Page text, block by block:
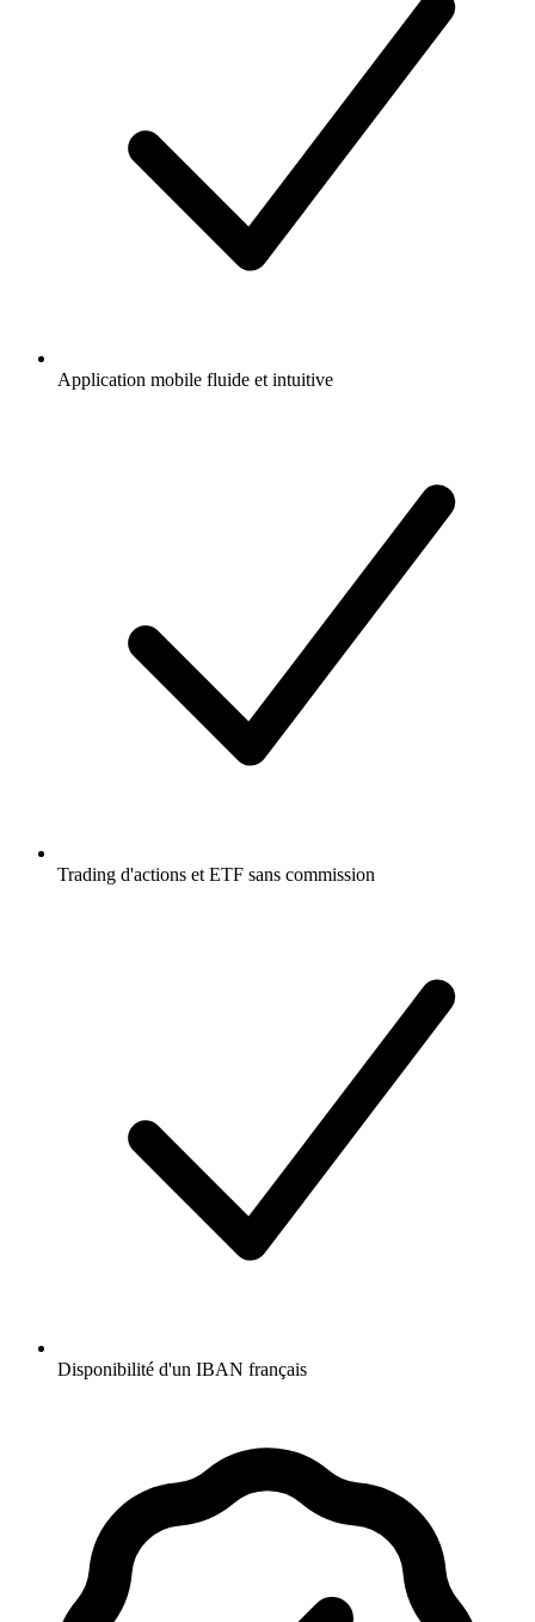
Application mobile fluide et intuitive
Trading d'actions et ETF sans commission
Disponibilité d'un IBAN français